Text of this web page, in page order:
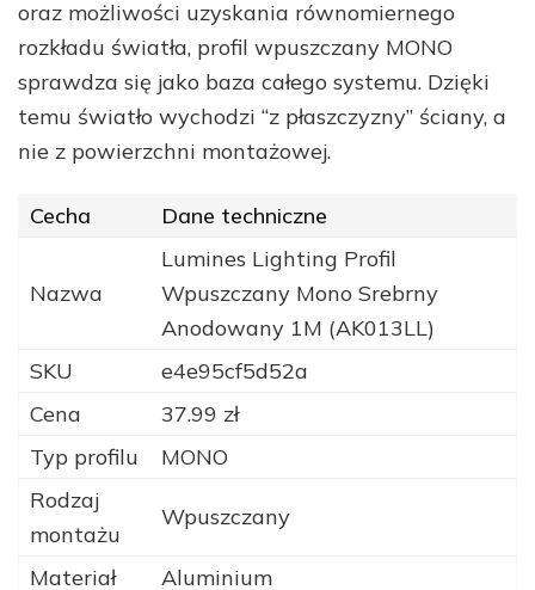
oraz możliwości uzyskania równomiernego
rozkładu światła, profil wpuszczany MONO
sprawdza się jako baza całego systemu. Dzięki
temu światło wychodzi “z płaszczyzny” ściany, a
nie z powierzchni montażowej.
Cecha Dane techniczne
Nazwa
Lumines Lighting Profil
Wpuszczany Mono Srebrny
Anodowany 1M (AK013LL)
SKU
e4e95cf5d52a
Cena
37.99 zł
Typ profilu
MONO
Rodzaj
montażu
Wpuszczany
Materiał
Aluminium